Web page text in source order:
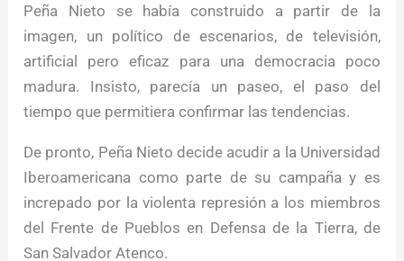
Peña Nieto se había construido a partir de la
imagen, un político de escenarios, de televisión,
artificial pero eficaz para una democracia poco
madura. Insisto, parecía un paseo, el paso del
tiempo que permitiera confirmar las tendencias.
De pronto, Peña Nieto decide acudir a la Universidad
Iberoamericana como parte de su campaña y es
increpado por la violenta represión a los miembros
del Frente de Pueblos en Defensa de la Tierra, de
San Salvador Atenco.